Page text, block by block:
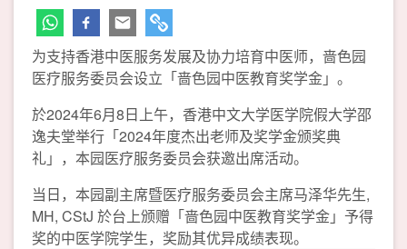
为支持香港中医服务发展及协力培育中医师，啬色园
医疗服务委员会设立「啬色园中医教育奖学金」。
於2024年6月8日上午，香港中文大学医学院假大学邵
逸夫堂举行「2024年度杰出老师及奖学金颁奖典
礼」，本园医疗服务委员会获邀出席活动。
当日，本园副主席暨医疗服务委员会主席马泽华先生,
MH, CStJ 於台上颁赠「啬色园中医教育奖学金」予得
奖的中医学院学生，奖励其优异成绩表现。